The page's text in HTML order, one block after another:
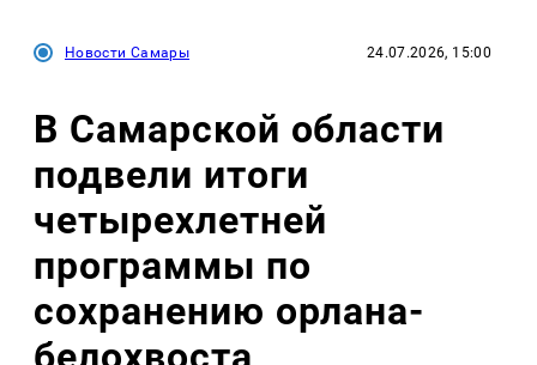
Новости Самары 24.07.2026, 15:00
В Самарской области
подвели итоги
четырехлетней
программы по
сохранению орлана-